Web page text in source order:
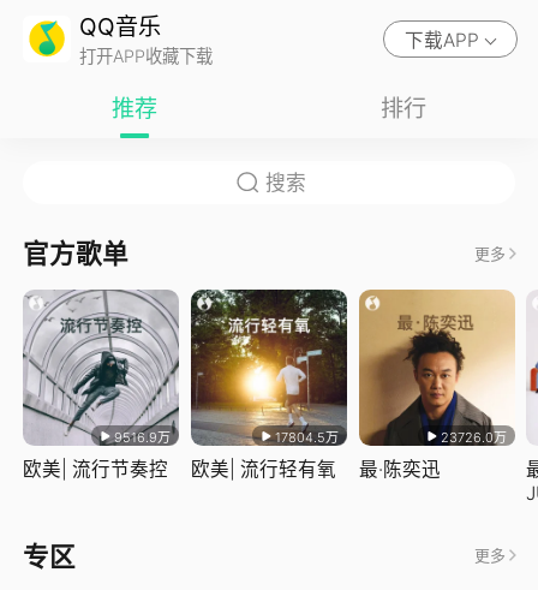
QQ音乐
打开APP收藏下载
下载APP
推荐 排行
官方歌单 更多
9516.9万
欧美| 流行节奏控
17804.5万
欧美| 流行轻有氧
23726.0万
最·陈奕迅
专区 更多